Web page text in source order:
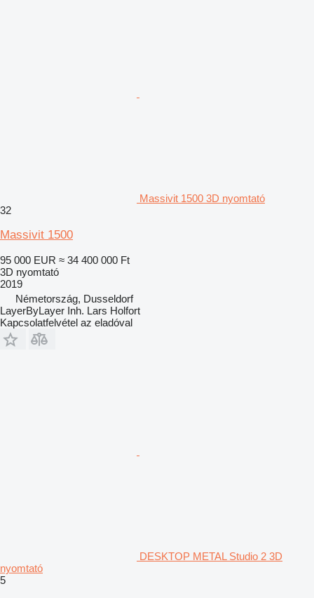
Massivit 1500 3D nyomtató
32
Massivit 1500
95 000 EUR ≈ 34 400 000 Ft
3D nyomtató
2019
Németország, Dusseldorf
LayerByLayer Inh. Lars Holfort
Kapcsolatfelvétel az eladóval
DESKTOP METAL Studio 2 3D
nyomtató
5